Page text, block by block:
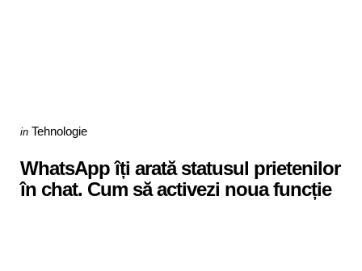
Categories
Posted
in Tehnologie
WhatsApp îți arată statusul prietenilor
în chat. Cum să activezi noua funcție